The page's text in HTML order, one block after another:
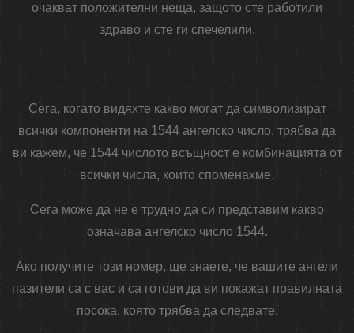
очакват положителни неща, защото сте работили
здраво и сте ги спечелили.
Сега, когато видяхте какво могат да символизират
всички компоненти на 1544 ангелско число, трябва да
ви кажем, че 1544 числото всъщност е комбинацията от
всички числа, които споменахме.
Сега може да не е трудно да си представим какво
означава ангелско число 1544.
Ако получите този номер, ще знаете, че вашите ангели
пазители са с вас и са готови да ви покажат правилната
посока, която трябва да следвате.